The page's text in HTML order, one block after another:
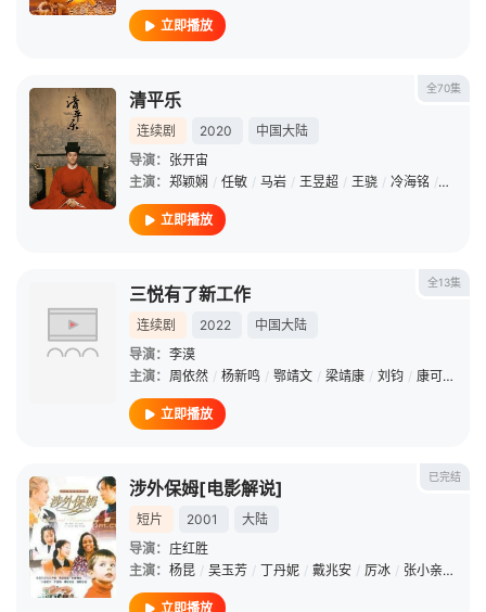
立即播放
全70集
清平乐
连续剧 2020
中国大陆
导演： 张开宙
主演： 郑颖娴 / 任敏 / 马岩 / 王昱超 / 王骁 / 冷海铭 / 王凯
立即播放
全13集
三悦有了新工作
连续剧 2022
中国大陆
导演： 李漠
主演： 周依然 / 杨新鸣 / 鄂靖文 / 梁靖康 / 刘钧 / 康可人
立即播放
已完结
涉外保姆[电影解说]
短片 2001
大陆
导演： 庄红胜
主演： 杨昆 / 吴玉芳 / 丁丹妮 / 戴兆安 / 厉冰 / 张小亲 /
立即播放